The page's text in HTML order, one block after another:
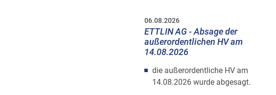
06.08.2026
ETTLIN AG - Absage der
außerordentlichen HV am
14.08.2026
die außerordentliche HV am
14.08.2026 wurde abgesagt.